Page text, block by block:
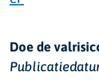
Doe de